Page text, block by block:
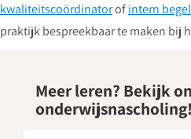
kwaliteitscoördinatorofintern
praktijk bespreekbaar te maken bij
Meer leren? Bekijk
onderwijsnascholing!